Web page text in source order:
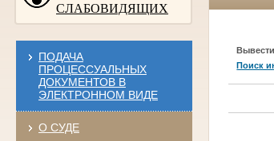
СЛАБОВИДЯЩИХ
ПОДАЧА
ПРОЦЕССУАЛЬНЫХ
ДОКУМЕНТОВ В
ЭЛЕКТРОННОМ ВИДЕ
О СУДЕ
Поиск